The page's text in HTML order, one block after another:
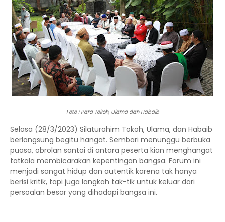
Foto : Para Tokoh, Ulama dan Habaib
Selasa (28/3/2023) Silaturahim Tokoh, Ulama, dan Habaib
berlangsung begitu hangat. Sembari menunggu berbuka
puasa, obrolan santai di antara peserta kian menghangat
tatkala membicarakan kepentingan bangsa. Forum ini
menjadi sangat hidup dan autentik karena tak hanya
berisi kritik, tapi juga langkah tak-tik untuk keluar dari
persoalan besar yang dihadapi bangsa ini.